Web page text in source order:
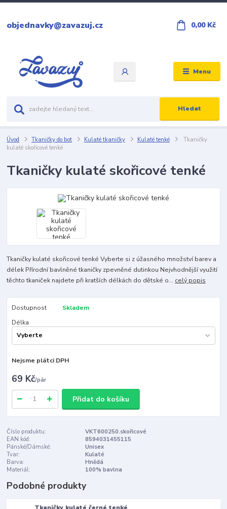
Menu
Hledat
objednavky@zavazuj.cz 0,00 Kč
Úvod Tkaničky do bot Kulaté tkaničky Kulaté tenké
Tkaničky
kulaté skořicové tenké
Tkaničky kulaté skořicové tenké
Tkaničky kulaté skořicové tenké Vyberte si z úžasného množství barev a
délek Přírodní bavlněné tkaničky zpevněné dutinkou Nejvhodnější využití
těchto tkaniček najdete při kratších délkách do dětské o... celý popis
Dostupnost
Skladem
Délka
Nejsme plátci DPH
69 Kč/pár
Přidat do košíku
Číslo produktu:
VKT600250.skořicové
EAN kód:
8594031455115
Pánské/Dámské:
Unisex
Tvar:
Kulaté
Barva:
Hnědá
Materiál:
100% bavlna
Podobné produkty